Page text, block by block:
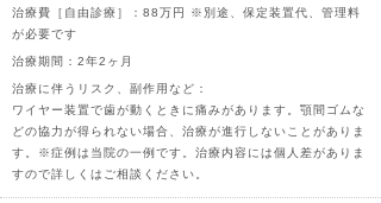
治療費［自由診療］：88万円 ※別途、保定装置代、管理料
が必要です
治療期間：2年2ヶ月
治療に伴うリスク、副作用など：
ワイヤー装置で歯が動くときに痛みがあります。顎間ゴムな
どの協力が得られない場合、治療が進行しないことがありま
す。※症例は当院の一例です。治療内容には個人差がありま
すので詳しくはご相談ください。